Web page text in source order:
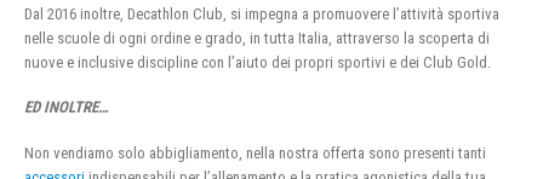
Dal 2016 inoltre, Decathlon Club, si impegna a promuovere l’attività sportiva
nelle scuole di ogni ordine e grado, in tutta Italia, attraverso la scoperta di
nuove e inclusive discipline con l’aiuto dei propri sportivi e dei Club Gold.
ED INOLTRE…
Non vendiamo solo abbigliamento, nella nostra offerta sono presenti tanti